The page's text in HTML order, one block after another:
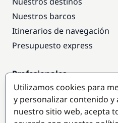
Nuestros barcos
Itinerarios de navegación
Presupuesto express
Profesionales
Acceso empresas
Colaborar como empresa
Utilizamos cookies para
y personalizar contenido y
nuestro sitio web, acepta